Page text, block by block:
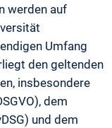
werden auf
Umfang
den geltenden
insbesondere
dem
und dem